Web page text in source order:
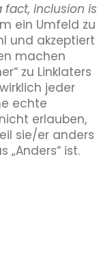
fact, inclusion is
ein Umfeld zu
und akzeptiert
machen
zu Linklaters
jeder
echte
erlauben,
sie/er anders
„Anders“ ist.